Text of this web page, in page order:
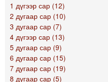
1 дүгээр сар (12)
2 дугаар сар (10)
3 дугаар сар (7)
4 дүгээр сар (13)
5 дугаар сар (9)
6 дугаар сар (15)
7 дугаар сар (19)
8 дугаар сар (5)